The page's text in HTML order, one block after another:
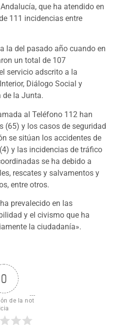
que ha atendido en
111 incidencias entre
la del pasado año cuando en
un total de 107
servicio adscrito a la
Diálogo Social y
la Junta.
al Teléfono 112 han
(65) y los casos de seguridad
se sitúan los accidentes de
y las incidencias de tráfico
se ha debido a
rescates y salvamentos y
entre otros.
prevalecido en las
y el civismo que ha
la ciudadanía».
0
de la not
icia